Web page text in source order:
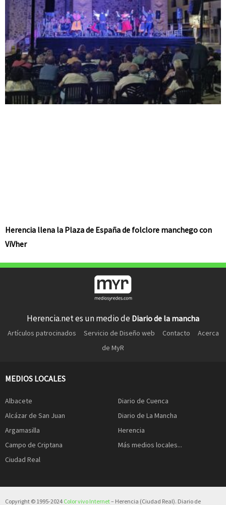
Herencia llena la Plaza de España de folclore manchego con
ViVher
Herencia.net es un medio de Diario de la mancha
Artículos patrocinados Servicio de Diseño web Contacto
Acerca
de MyR
MEDIOS LOCALES
Albacete
Alcázar de San Juan
Argamasilla
Campo de Criptana
Ciudad Real
Diario de Cuenca
Diario de La Mancha
Herencia
Más medios locales...
Copyright © 1995-2024 Color vivo Internet– Herencia (Ciudad Real). Diario de